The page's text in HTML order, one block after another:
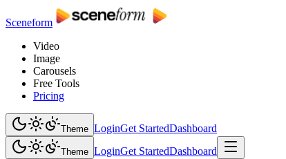
Sceneform
Video
Image
Carousels
Free Tools
Pricing
Theme LoginGet StartedDashboard
Theme LoginGet StartedDashboard